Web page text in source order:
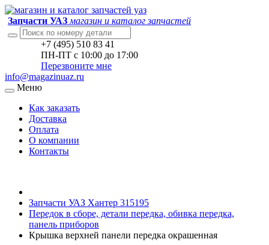
Запчасти УАЗ магазин и каталог запчастей
+7 (495) 510 83 41
ПН-ПТ с 10:00 до 17:00
Перезвоните мне
info@magazinuaz.ru
Меню
Как заказать
Доставка
Оплата
О компании
Контакты
Запчасти УАЗ Хантер 315195
Передок в сборе, детали передка, обивка передка,
панель приборов
Крышка верхней панели передка окрашенная